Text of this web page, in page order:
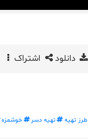
دانلود اشتراک
طرز تهیه تهیه دسر خوشمزه